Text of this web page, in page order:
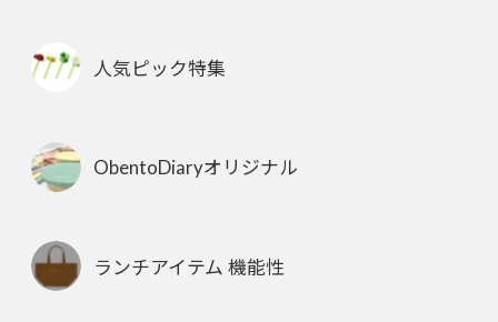
人気ピック特集
ObentoDiaryオリジナル
ランチアイテム 機能性